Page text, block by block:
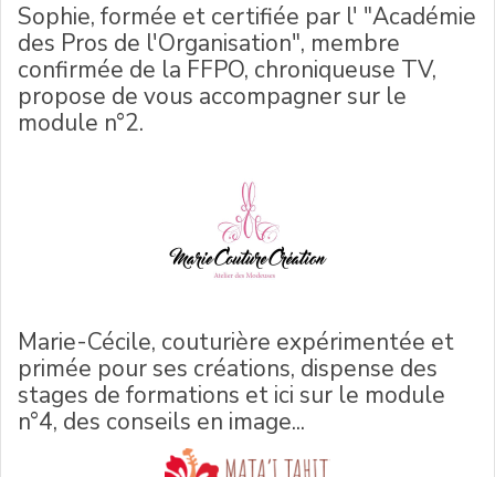
Sophie, formée et certifiée par l' "Académie
des Pros de l'Organisation", membre
confirmée de la FFPO, chroniqueuse TV,
propose de vous accompagner sur le
module n°2.
Marie-Cécile, couturière expérimentée et
primée pour ses créations, dispense des
stages de formations et ici sur le module
n°4, des conseils en image...